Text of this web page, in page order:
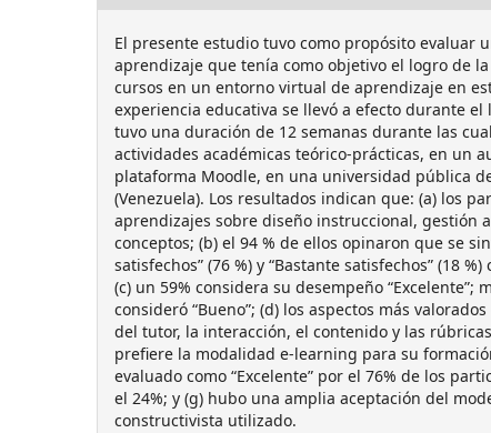
El presente estudio tuvo como propósito evaluar
aprendizaje que tenía como objetivo el logro de
cursos en un entorno virtual de aprendizaje en
experiencia educativa se llevó a efecto durante el
tuvo una duración de 12 semanas durante las
actividades académicas teórico-prácticas, en un
plataforma Moodle, en una universidad pública
(Venezuela). Los resultados indican que: (a) los
aprendizajes sobre diseño instruccional, gestión
conceptos; (b) el 94 % de ellos opinaron que se
satisfechos” (76 %) y “Bastante satisfechos” (18
(c) un 59% considera su desempeño “Excelente”;
consideró “Bueno”; (d) los aspectos más
del tutor, la interacción, el contenido y las
prefiere la modalidad e-learning para su
evaluado como “Excelente” por el 76% de los
el 24%; y (g) hubo una amplia aceptación del
constructivista utilizado.